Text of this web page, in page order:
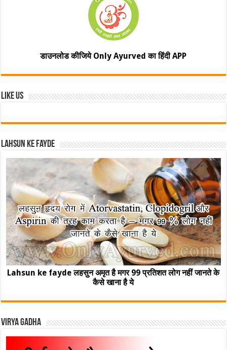
डाउनलोड कीजिये Only Ayurved का हिंदी APP
Like Us
Lahsun ke fayde
Lahsun ke fayde लहसुन अमृत है मगर 99 प्रतिशत लोग नहीं जानते के
कैसे खाना है ये
Virya Gadha